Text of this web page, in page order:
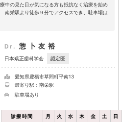
中の見た目が気になる方も抵抗なく治療を始め
栄駅より徒歩９分でアクセスでき、駐車場は
Dr. 惣卜友裕
日本矯正歯科学会 認定医
愛知県豊橋市草間町平南13
最寄り駅：南栄駅
駐車場あり
診療時間 月 火 水 木 金 土 日